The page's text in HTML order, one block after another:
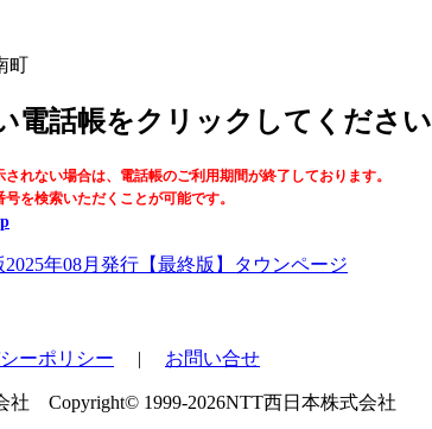
町
電話帳をクリックしてください
れない場合は、電話帳のご利用期間が終了しております。
を検索いただくことが可能です。
【最終版】タウンページ
ーポリシー | お問い合せ
社 Copyright© 1999-2026NTT西日本株式会社